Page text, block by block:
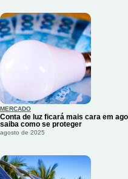
MERCADO
Conta de luz ficará mais cara em
saiba como se proteger
agosto de 2025